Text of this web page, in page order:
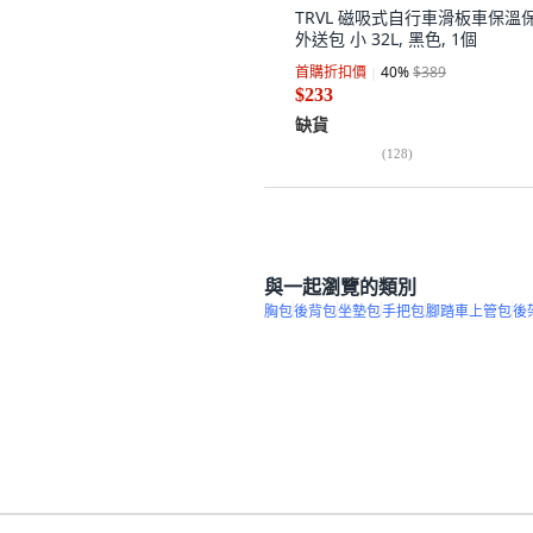
TRVL 磁吸式自行車滑板車保溫
外送包 小 32L, 黑色, 1個
首購折扣價 40%$389
$233
缺貨
(128)
與一起瀏覽的類別
胸包後背包坐墊包手把包腳踏車上管包後